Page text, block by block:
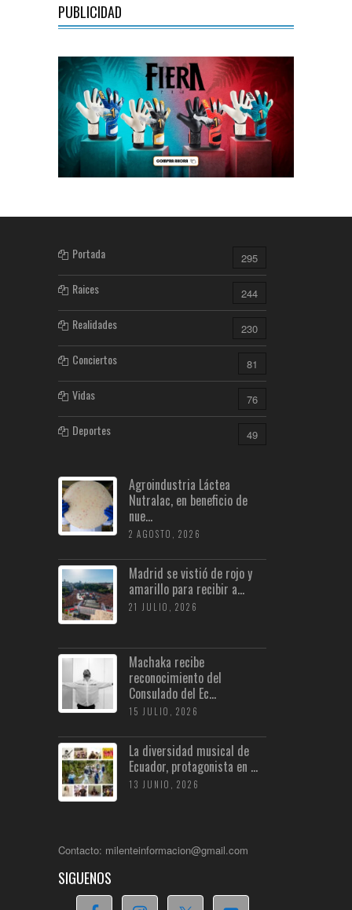
PUBLICIDAD
Portada 295
Raices 244
Realidades 230
Conciertos 81
Vidas 76
Deportes 49
Agroindustria Láctea
Nutralac, en beneficio de
nue...
2 AGOSTO, 2026
Madrid se vistió de rojo y
amarillo para recibir a...
21 JULIO, 2026
Machaka recibe
reconocimiento del
Consulado del Ec...
15 JULIO, 2026
La diversidad musical de
Ecuador, protagonista en ...
13 JUNIO, 2026
Contacto: milenteinformacion@gmail.com
SIGUENOS